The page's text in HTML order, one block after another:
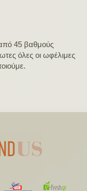
45 βαθμούς
όλες οι ωφέλιμες